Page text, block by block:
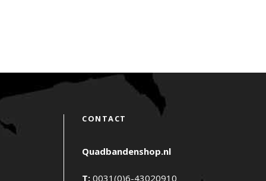
CONTACT
Quadbandenshop.nl
T: 0031(0)6-43020910